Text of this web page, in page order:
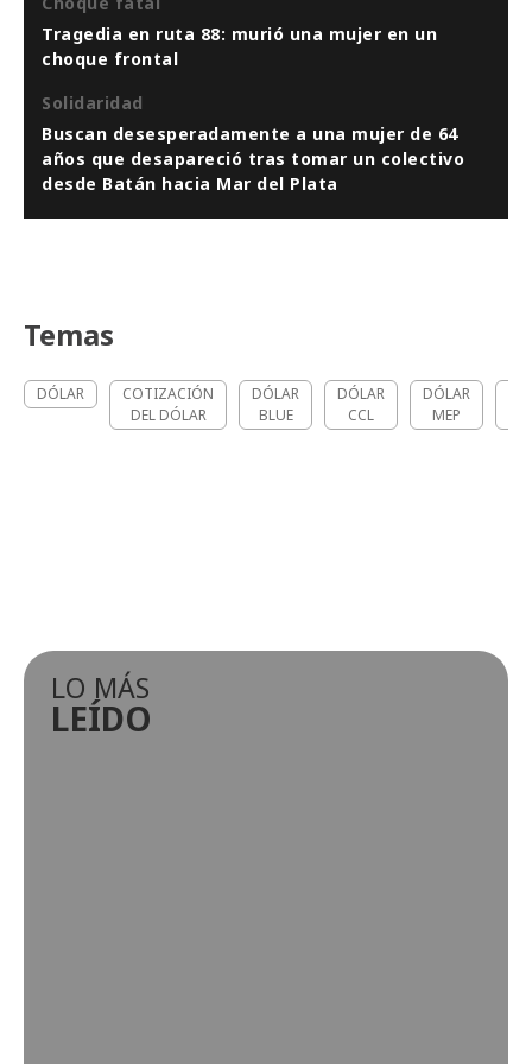
Tragedia en ruta 88: murió una mujer en un
choque frontal
Solidaridad
Buscan desesperadamente a una mujer de 64
años que desapareció tras tomar un colectivo
desde Batán hacia Mar del Plata
Temas
DÓLAR
COTIZACIÓN
DEL DÓLAR
DÓLAR
BLUE
DÓLAR
CCL
DÓLAR
MEP
LO MÁS
LEÍDO